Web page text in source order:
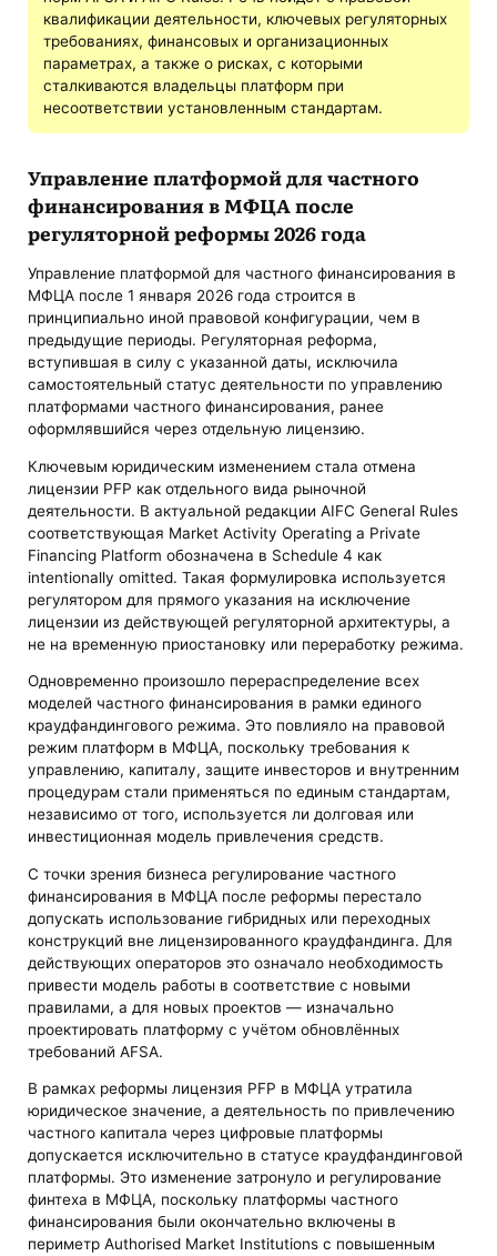
квалификации деятельности, ключевых регуляторных
требованиях, финансовых и организационных
параметрах, а также о рисках, с которыми
сталкиваются владельцы платформ при
несоответствии установленным стандартам.
Управление платформой для частного
финансирования в МФЦА после
регуляторной реформы 2026 года
Управление платформой для частного финансирования в
МФЦА после 1 января 2026 года строится в
принципиально иной правовой конфигурации, чем в
предыдущие периоды. Регуляторная реформа,
вступившая в силу с указанной даты, исключила
самостоятельный статус деятельности по управлению
платформами частного финансирования, ранее
оформлявшийся через отдельную лицензию.
Ключевым юридическим изменением стала отмена
лицензии PFP как отдельного вида рыночной
деятельности. В актуальной редакции AIFC General Rules
соответствующая Market Activity Operating a Private
Financing Platform обозначена в Schedule 4 как
intentionally omitted. Такая формулировка используется
регулятором для прямого указания на исключение
лицензии из действующей регуляторной архитектуры, а
не на временную приостановку или переработку режима.
Одновременно произошло перераспределение всех
моделей частного финансирования в рамки единого
краудфандингового режима. Это повлияло на правовой
режим платформ в МФЦА, поскольку требования к
управлению, капиталу, защите инвесторов и внутренним
процедурам стали применяться по единым стандартам,
независимо от того, используется ли долговая или
инвестиционная модель привлечения средств.
С точки зрения бизнеса регулирование частного
финансирования в МФЦА после реформы перестало
допускать использование гибридных или переходных
конструкций вне лицензированного краудфандинга. Для
действующих операторов это означало необходимость
привести модель работы в соответствие с новыми
правилами, а для новых проектов — изначально
проектировать платформу с учётом обновлённых
требований AFSA.
В рамках реформы лицензия PFP в МФЦА утратила
юридическое значение, а деятельность по привлечению
частного капитала через цифровые платформы
допускается исключительно в статусе краудфандинговой
платформы. Это изменение затронуло и регулирование
финтеха в МФЦА, поскольку платформы частного
финансирования были окончательно включены в
периметр Authorised Market Institutions с повышенным